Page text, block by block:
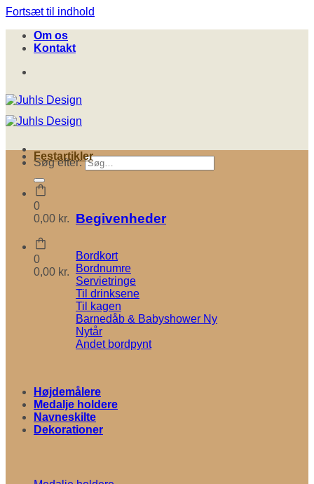
Fortsæt til indhold
Om os
Kontakt
Søg efter:
0
0,00 kr.
0
0,00 kr.
Festartikler
Begivenheder
Bordkort
Bordnumre
Servietringe
Til drinksene
Til kagen
Barnedåb & Babyshower
Nytår
Andet bordpynt
Højdemålere
Medalje holdere
Navneskilte
Dekorationer